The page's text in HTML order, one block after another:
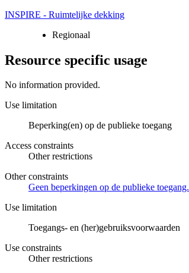
INSPIRE - Ruimtelijke dekking
Regionaal
Resource specific usage
No information provided.
Use limitation
Beperking(en) op de publieke toegang
Access constraints
Other restrictions
Other constraints
Geen beperkingen op de publieke toegang.
Use limitation
Toegangs- en (her)gebruiksvoorwaarden
Use constraints
Other restrictions